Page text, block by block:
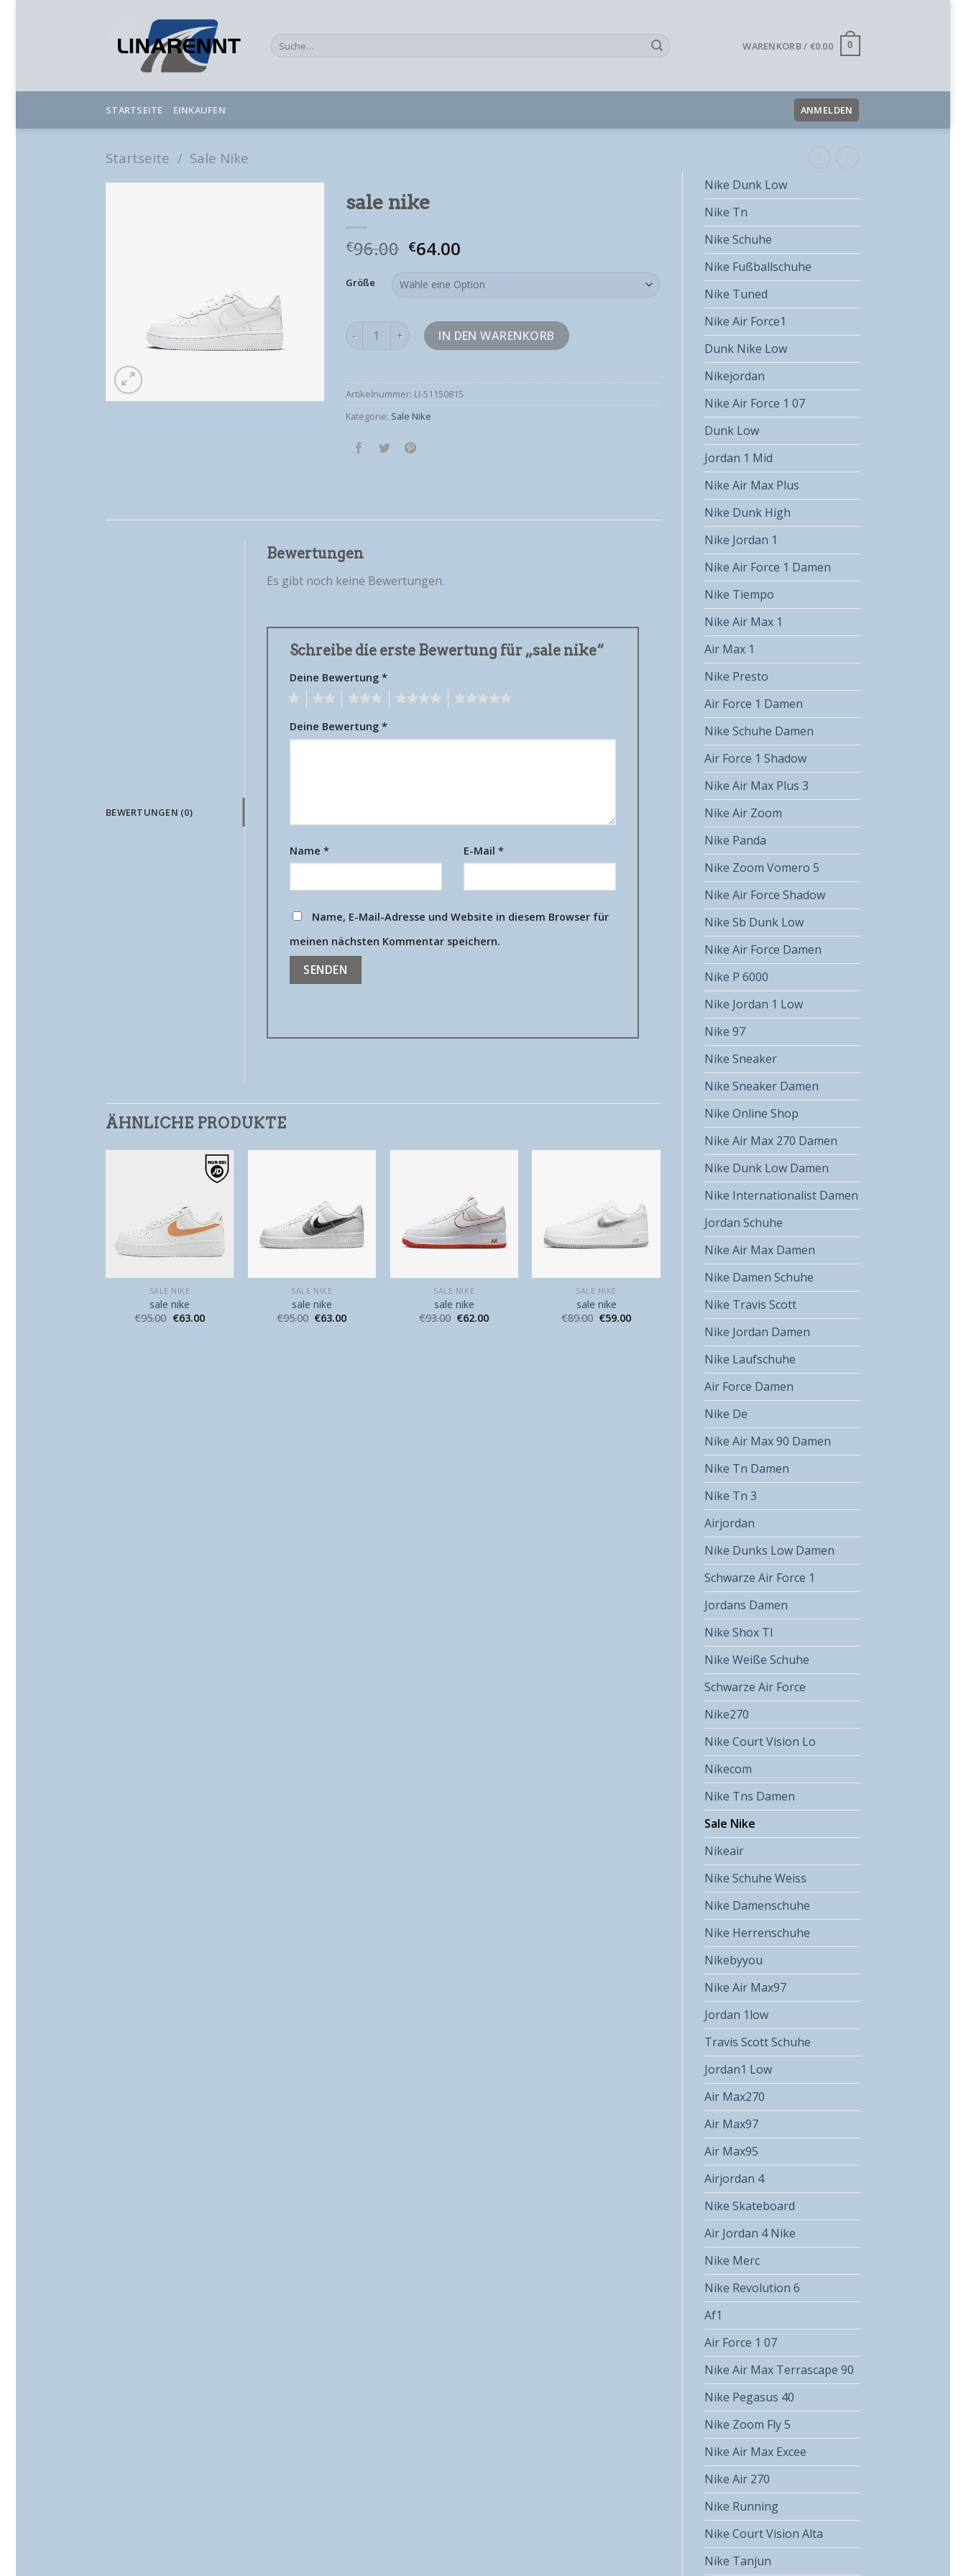
Suche
nach:
WARENKORB / €0.00 0
STARTSEITE EINKAUFEN ANMELDEN
Startseite / Sale Nike
Nike Dunk Low
Nike Tn
Nike Schuhe
Nike Fußballschuhe
Nike Tuned
Nike Air Force1
Dunk Nike Low
Nikejordan
Nike Air Force 1 07
Dunk Low
Jordan 1 Mid
Nike Air Max Plus
Nike Dunk High
Nike Jordan 1
Nike Air Force 1 Damen
Nike Tiempo
Nike Air Max 1
Air Max 1
Nike Presto
Air Force 1 Damen
Nike Schuhe Damen
Air Force 1 Shadow
Nike Air Max Plus 3
Nike Air Zoom
Nike Panda
Nike Zoom Vomero 5
Nike Air Force Shadow
Nike Sb Dunk Low
Nike Air Force Damen
Nike P 6000
Nike Jordan 1 Low
Nike 97
Nike Sneaker
Nike Sneaker Damen
Nike Online Shop
Nike Air Max 270 Damen
Nike Dunk Low Damen
Nike Internationalist Damen
Jordan Schuhe
Nike Air Max Damen
Nike Damen Schuhe
Nike Travis Scott
Nike Jordan Damen
Nike Laufschuhe
Air Force Damen
Nike De
Nike Air Max 90 Damen
Nike Tn Damen
Nike Tn 3
Airjordan
Nike Dunks Low Damen
Schwarze Air Force 1
Jordans Damen
Nike Shox Tl
Nike Weiße Schuhe
Schwarze Air Force
Nike270
Nike Court Vision Lo
Nikecom
Nike Tns Damen
Sale Nike
Nikeair
Nike Schuhe Weiss
Nike Damenschuhe
Nike Herrenschuhe
Nikebyyou
Nike Air Max97
Jordan 1low
Travis Scott Schuhe
Jordan1 Low
Air Max270
Air Max97
Air Max95
Airjordan 4
Nike Skateboard
Air Jordan 4 Nike
Nike Merc
Nike Revolution 6
Af1
Air Force 1 07
Nike Air Max Terrascape 90
Nike Pegasus 40
Nike Zoom Fly 5
Nike Air Max Excee
Nike Air 270
Nike Running
Nike Court Vision Alta
Nike Tanjun
sale nike
€96.00 €64.00
Größe
sale nike Menge IN DEN WARENKORB
Artikelnummer: LI-51150815
Kategorie: Sale Nike
BEWERTUNGEN (0)
Bewertungen
Es gibt noch keine Bewertungen.
Schreibe die erste Bewertung für „sale nike“
Deine Bewertung *
Deine Bewertung *
Name * E-Mail *
Name, E-Mail-Adresse und Website in diesem Browser für
meinen nächsten Kommentar speichern.
ÄHNLICHE PRODUKTE
SALE NIKE
sale nike
€95.00 €63.00
SALE NIKE
sale nike
€95.00 €63.00
SALE NIKE
sale nike
€93.00 €62.00
SALE NIKE
sale nike
€89.00 €59.00